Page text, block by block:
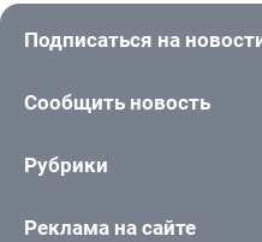
Подписаться на
Сообщить новость
Рубрики
Реклама на сайте